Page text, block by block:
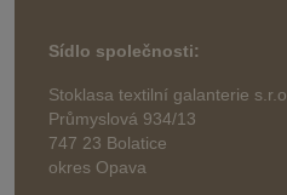
Sídlo společnosti:
Stoklasa textilní galanterie s.r.o.
Průmyslová 934/13
747 23 Bolatice
okres Opava